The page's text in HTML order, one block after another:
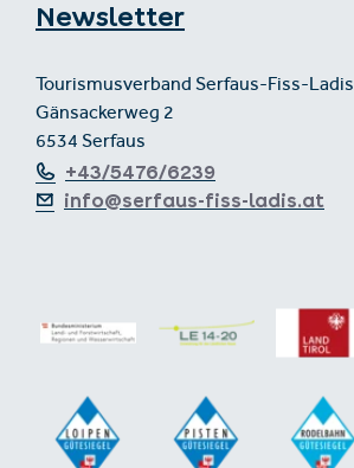
Newsletter
Tourismusverband Serfaus-Fiss-Ladis
Gänsackerweg 2
6534 Serfaus
+43/5476/6239
info@serfaus-fiss-ladis.at